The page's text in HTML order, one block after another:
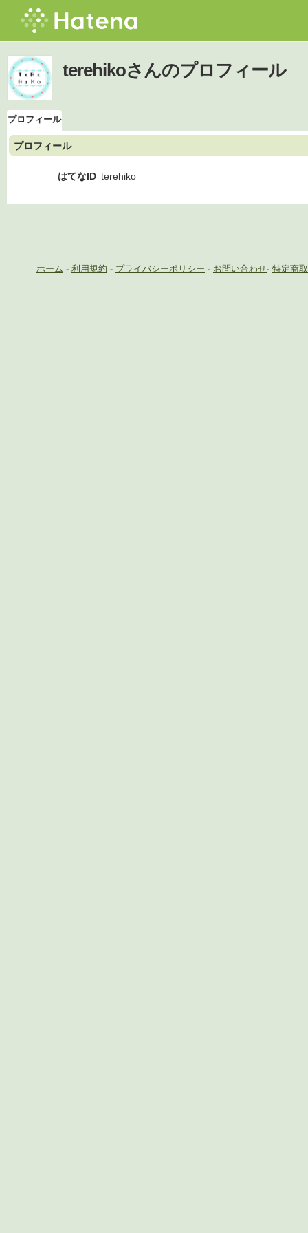
terehikoさんのプロフィール
プロフィール
プロフィール
はてなID terehiko
ホーム - 利用規約 - プライバシーポリシー - お問い合わせ- 特定商